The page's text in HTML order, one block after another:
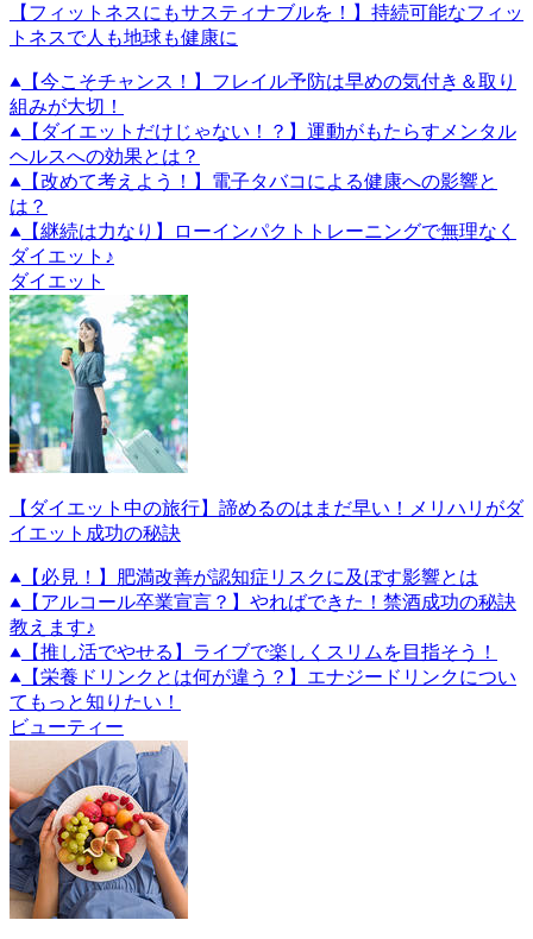
【フィットネスにもサスティナブルを！】持続可能なフィッ
トネスで人も地球も健康に
【今こそチャンス！】フレイル予防は早めの気付き＆取り
組みが大切！
【ダイエットだけじゃない！？】運動がもたらすメンタル
ヘルスへの効果とは？
【改めて考えよう！】電子タバコによる健康への影響と
は？
【継続は力なり】ローインパクトトレーニングで無理なく
ダイエット♪
ダイエット
【ダイエット中の旅行】諦めるのはまだ早い！メリハリがダ
イエット成功の秘訣
【必見！】肥満改善が認知症リスクに及ぼす影響とは
【アルコール卒業宣言？】やればできた！禁酒成功の秘訣
教えます♪
【推し活でやせる】ライブで楽しくスリムを目指そう！
【栄養ドリンクとは何が違う？】エナジードリンクについ
てもっと知りたい！
ビューティー